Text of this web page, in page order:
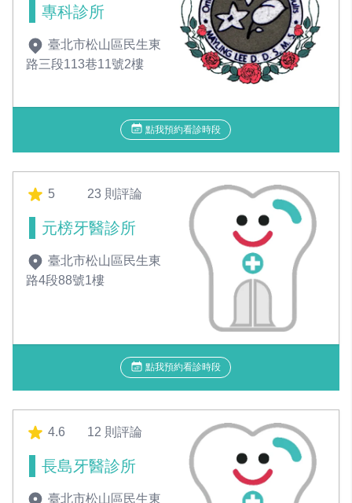
專科診所
臺北市松山區民生東
路三段113巷11號2樓
點我預約看診時段
5 23 則評論
元榜牙醫診所
臺北市松山區民生東
路4段88號1樓
點我預約看診時段
4.6 12 則評論
長島牙醫診所
臺北市松山區民生東